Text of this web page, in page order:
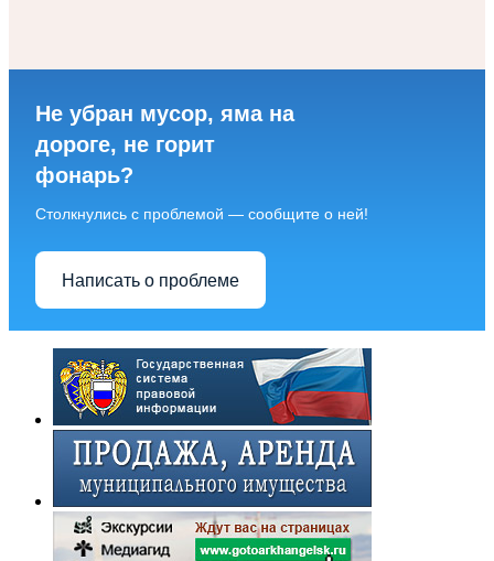
Не убран мусор, яма на
дороге, не горит
фонарь?
Столкнулись с проблемой — сообщите о ней!
Написать о проблеме